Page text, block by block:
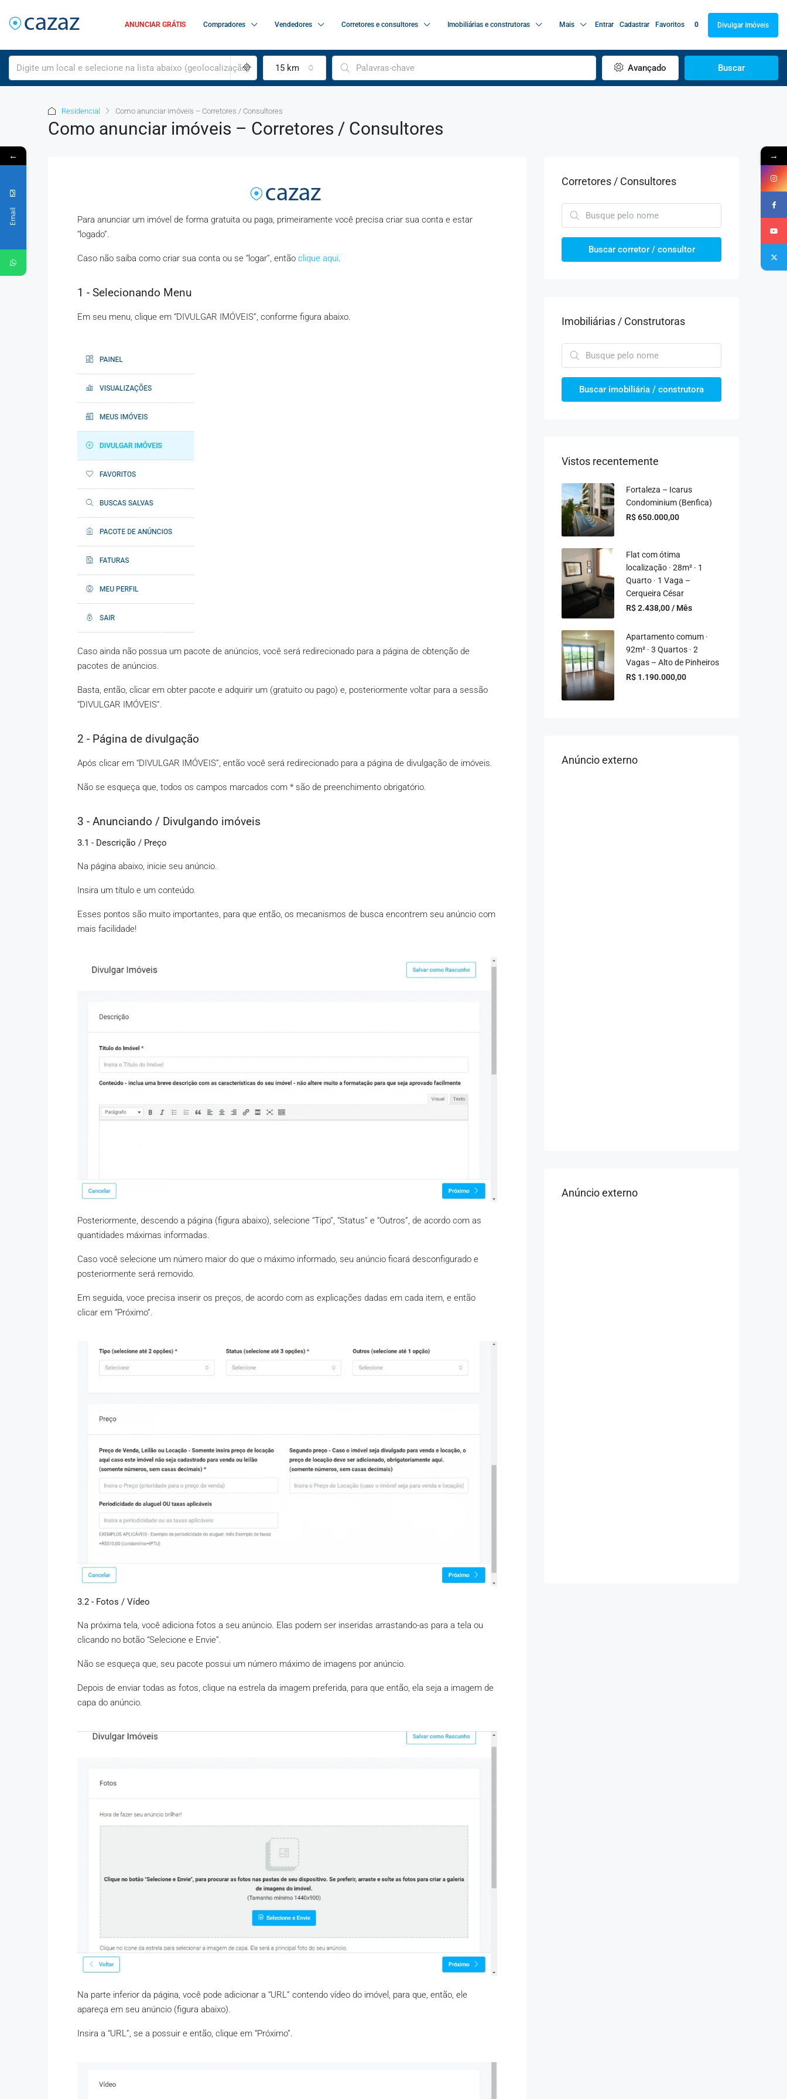
ANUNCIAR GRÁTIS Compradores Vendedores Corretores e consultores Imobiliárias e construtoras Mais Entrar Cadastrar Favoritos 0 Divulgar Imóveis
15 km Avançado Buscar
Residencial Como anunciar imóveis – Corretores / Consultores
Como anunciar imóveis – Corretores / Consultores
Para anunciar um imóvel de forma gratuita ou paga, primeiramente você precisa criar sua conta e estar
“logado”.
Caso não saiba como criar sua conta ou se “logar”, então clique aqui.
1 - Selecionando Menu
Em seu menu, clique em “DIVULGAR IMÓVEIS”, conforme figura abaixo.
Caso ainda não possua um pacote de anúncios, você será redirecionado para a página de obtenção de
pacotes de anúncios.
Basta, então, clicar em obter pacote e adquirir um (gratuito ou pago) e, posteriormente voltar para a sessão
“DIVULGAR IMÓVEIS”.
2 - Página de divulgação
Após clicar em “DIVULGAR IMÓVEIS”, então você será redirecionado para a página de divulgação de imóveis.
Não se esqueça que, todos os campos marcados com * são de preenchimento obrigatório.
3 - Anunciando / Divulgando imóveis
3.1 - Descrição / Preço
Na página abaixo, inicie seu anúncio.
Insira um título e um conteúdo.
Esses pontos são muito importantes, para que então, os mecanismos de busca encontrem seu anúncio com
mais facilidade!
Posteriormente, descendo a página (figura abaixo), selecione “Tipo”, “Status” e “Outros”, de acordo com as
quantidades máximas informadas.
Caso você selecione um número maior do que o máximo informado, seu anúncio ficará desconfigurado e
posteriormente será removido.
Em seguida, voce precisa inserir os preços, de acordo com as explicações dadas em cada item, e então
clicar em “Próximo”.
3.2 - Fotos / Vídeo
Na próxima tela, você adiciona fotos a seu anúncio. Elas podem ser inseridas arrastando-as para a tela ou
clicando no botão “Selecione e Envie”.
Não se esqueça que, seu pacote possui um número máximo de imagens por anúncio.
Depois de enviar todas as fotos, clique na estrela da imagem preferida, para que então, ela seja a imagem de
capa do anúncio.
Na parte inferior da página, você pode adicionar a “URL” contendo vídeo do imóvel, para que, então, ele
apareça em seu anúncio (figura abaixo).
Insira a “URL”, se a possuir e então, clique em “Próximo”.
Corretores / Consultores
Buscar corretor / consultor
Imobiliárias / Construtoras
Buscar imobiliária / construtora
Vistos recentemente
Fortaleza – Icarus
Condominium (Benfica)
R$ 650.000,00
Flat com ótima
localização · 28m² · 1
Quarto · 1 Vaga –
Cerqueira César
R$ 2.438,00 / Mês
Apartamento comum ·
92m² · 3 Quartos · 2
Vagas – Alto de Pinheiros
R$ 1.190.000,00
Anúncio externo
Anúncio externo
←
Email
→